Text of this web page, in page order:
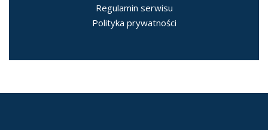
Regulamin serwisu
Polityka prywatności